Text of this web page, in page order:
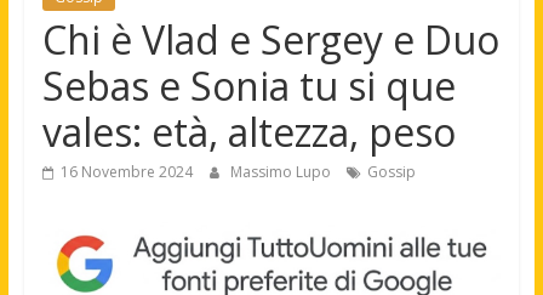
Chi è Vlad e Sergey e Duo
Sebas e Sonia tu si que
vales: età, altezza, peso
16 Novembre 2024 Massimo Lupo Gossip